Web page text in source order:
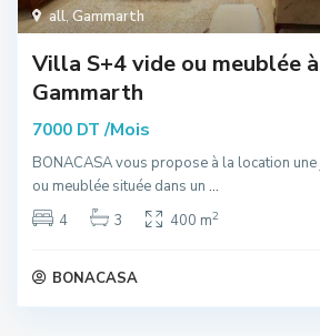
all,Gammarth
Villa S+4 vide ou meublée
Gammarth
7000 DT/Mois
BONACASA vous propose à la location
ou meublée située dans un ...
4
3 400 m2
BONACASA